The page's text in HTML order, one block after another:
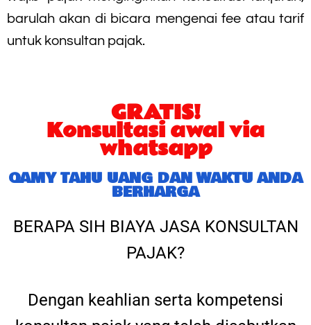
barulah akan di bicara mengenai fee atau tarif
untuk konsultan pajak.
GRATIS!
Konsultasi awal via
whatsapp
QAMY TAHU UANG DAN WAKTU ANDA
BERHARGA
BERAPA SIH BIAYA JASA KONSULTAN
PAJAK?
Dengan keahlian serta kompetensi